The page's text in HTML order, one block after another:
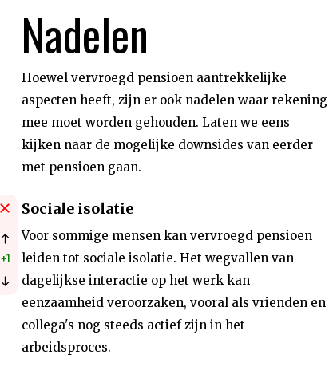
Nadelen
Hoewel vervroegd pensioen aantrekkelijke
aspecten heeft, zijn er ook nadelen waar rekening
mee moet worden gehouden. Laten we eens
kijken naar de mogelijke downsides van eerder
met pensioen gaan.
+1
Sociale isolatie
Voor sommige mensen kan vervroegd pensioen
leiden tot sociale isolatie. Het wegvallen van
dagelijkse interactie op het werk kan
eenzaamheid veroorzaken, vooral als vrienden en
collega's nog steeds actief zijn in het
arbeidsproces.